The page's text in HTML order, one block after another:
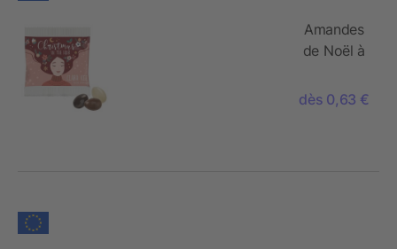
Amandes
de Noël à
chocolat,
dès 0,63 €